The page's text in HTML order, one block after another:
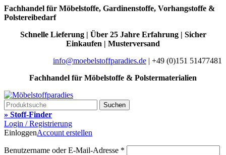
Fachhandel für Möbelstoffe, Gardinenstoffe, Vorhangstoffe &
Polstereibedarf
Schnelle Lieferung | Über 25 Jahre Erfahrung | Sicher
Einkaufen | Musterversand
info@moebelstoffparadies.de | +49 (0)151 51477481
Fachhandel für Möbelstoffe & Polstermaterialien
Suchen
» Stoff-Finder
Login / Registrierung
EinloggenAccount erstellen
Benutzername oder E-Mail-Adresse *